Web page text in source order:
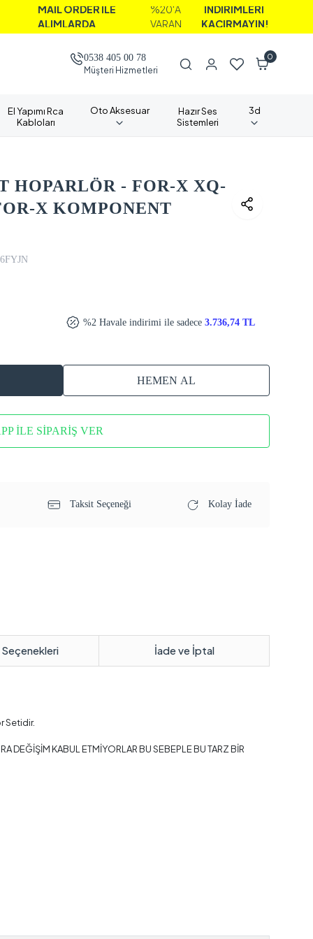
ORDER İLE
%20'A
İNDİRİMLERİ
KAÇIRMAYIN!
0538 405 00 78
Müşteri Hizmetleri
0
El Yapımı Rca
Kabloları
Oto Aksesuar
Hazır Ses
Sistemleri
3d
HOPARLÖR - FOR-X XQ-
X KOMPONENT
%2 Havale indirimi ile sadece 3.736,74 TL
HEMEN AL
İLE SİPARİŞ VER
Taksit Seçeneği Kolay İade
İade ve İptal
Setidir.
DEĞİŞİM KABUL ETMİYORLAR BU SEBEPLE BU TARZ BİR